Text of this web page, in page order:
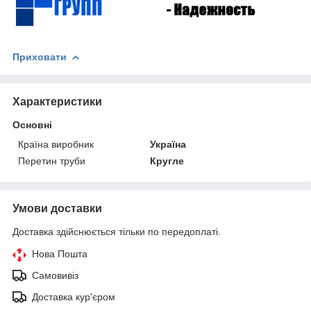
Приховати
Характеристики
Основні
Країна виробник
Україна
Перетин труби
Кругле
Умови доставки
Доставка здійснюється тільки по передоплаті.
Нова Пошта
Самовивіз
Доставка кур'єром